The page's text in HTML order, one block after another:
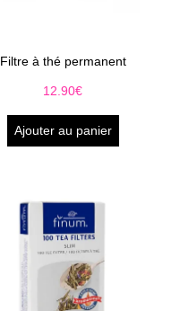
Filtre à thé permanent
12.90€
Ajouter au panier